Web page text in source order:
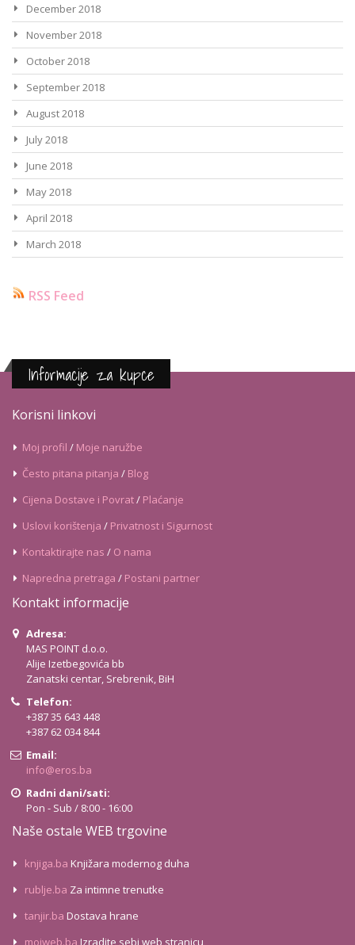
December 2018
November 2018
October 2018
September 2018
August 2018
July 2018
June 2018
May 2018
April 2018
March 2018
RSS Feed
Informacije za kupce
Korisni linkovi
Moj profil / Moje naružbe
Često pitana pitanja / Blog
Cijena Dostave i Povrat/ Plaćanje
Uslovi korištenja / Privatnost i Sigurnost
Kontaktirajte nas / O nama
Napredna pretraga / Postani partner
Kontakt informacije
Adresa:
MAS POINT d.o.o.
Alije Izetbegovića bb
Zanatski centar, Srebrenik, BiH
Telefon:
+387 35 643 448
+387 62 034 844
Email:
info@eros.ba
Radni dani/sati:
Pon - Sub / 8:00 - 16:00
Naše ostale WEB trgovine
knjiga.ba Knjižara modernog duha
rublje.ba Za intimne trenutke
tanjir.ba Dostava hrane
mojweb.ba Izradite sebi web stranicu